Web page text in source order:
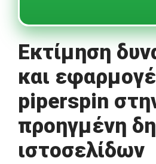
Εκτίμηση
και
piperspin
προηγμένη
ιστοσελίδων